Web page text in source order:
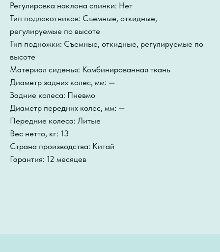
Регулировка наклона спинки: Нет
Тип подлокотников: Съемные, откидные,
регулируемые по высоте
Тип подножки: Съемные, откидные, регулируемые по
высоте
Материал сиденья: Комбинированная ткань
Диаметр задних колес, мм: —
Задние колеса: Пневмо
Диаметр передних колес, мм: —
Передние колеса: Литые
Вес нетто, кг: 13
Страна производства: Китай
Гарантия: 12 месяцев